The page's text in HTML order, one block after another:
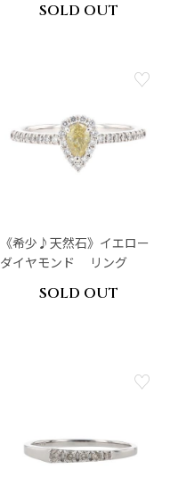
SOLD OUT
《希少♪天然石》イエロー
ダイヤモンド リング
SOLD OUT